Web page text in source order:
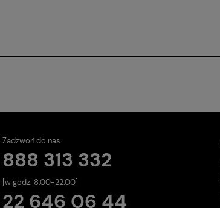
Zadzwoń do nas:
888 313 332
[w godz. 8.00-22.00]
22 646 06 44